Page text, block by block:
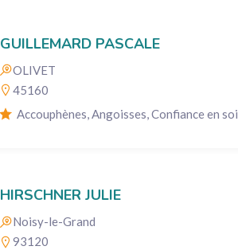
GUILLEMARD PASCALE
OLIVET
45160
Accouphènes, Angoisses, Confiance en soi
HIRSCHNER JULIE
Noisy-le-Grand
93120